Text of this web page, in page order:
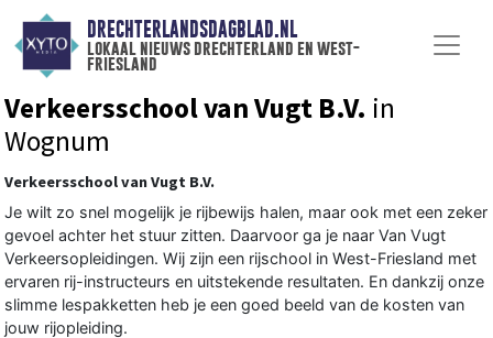
DRECHTERLANDSDAGBLAD.NL
lokaal nieuws drechterland en west-
friesland
Verkeersschool van Vugt B.V. in
Wognum
Verkeersschool van Vugt B.V.
Je wilt zo snel mogelijk je rijbewijs halen, maar ook met een zeker
gevoel achter het stuur zitten. Daarvoor ga je naar Van Vugt
Verkeersopleidingen. Wij zijn een rijschool in West-Friesland met
ervaren rij-instructeurs en uitstekende resultaten. En dankzij onze
slimme lespakketten heb je een goed beeld van de kosten van
jouw rijopleiding.